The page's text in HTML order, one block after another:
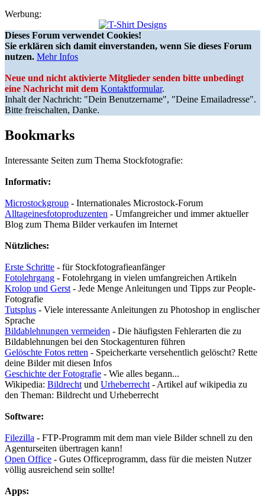
Werbung:
Dieses Forum verwendet Cookies!
Sie erklären sich damit einverstanden, wenn Sie dieses Forum
nutzen. Mehr Infos
Neue und nicht aktivierte Mitglieder senden bitte unbedingt
eine Nachricht mit dem Kontaktformular.
Inhalt der Nachricht: "Dein Benutzername", "Deine Emailadresse".
Bitte freischalten, Danke.
Bookmarks
Interessante Seiten zum Thema Stockfotografie:
Informativ:
Microstockgroup - Internationales Microstock-Forum
Alltageinesfotoproduzenten - Umfangreicher und immer aktueller
Blog zum Thema Bilder verkaufen im Internet
Nützliches:
Erste Schritte - für Stockfotografieanfänger
Fotolehrgang - Fotolehrgang in vielen umfangreichen Artikeln
Krolop und Gerst - Jede Menge Anleitungen und Tipps zur People-
Fotografie
Tutsplus - Viele interessante Anleitungen zu Photoshop in englischer
Sprache
Bildablehnungen vermeiden - Die häufigsten Fehlerarten die zu
Bildablehnungen bei den Stockagenturen führen
Gelöschte Fotos retten - Speicherkarte versehentlich gelöscht? Rette
deine Bilder mit diesen Infos
Geschichte der Fotografie - Wie alles begann...
Wikipedia: Bildrecht und Urheberrecht - Artikel auf wikipedia zu
den Theman: Bildrecht und Urheberrecht
Software:
Filezilla - FTP-Programm mit dem man viele Bilder schnell zu den
Agenturseiten übertragen kann!
Open Office - Gutes Officeprogramm, dass für die meisten Nutzer
völlig ausreichend sein sollte!
Apps: